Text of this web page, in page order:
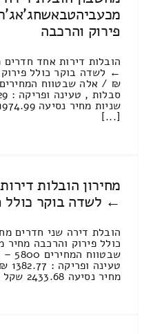
פירוק והרכבה
הובלות דירות אחד
[...]
מחירון הובלות
← לשדה בוקר כולל
הובלת דירה שני חדרים
מחיר נסיעה 2433.68 שקל / זמן נסיעה בין ערים [...]